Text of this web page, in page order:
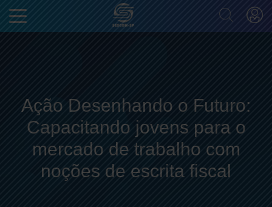
Ação Desenhando o Futuro:
Capacitando jovens para o
mercado de trabalho com
noções de escrita fiscal